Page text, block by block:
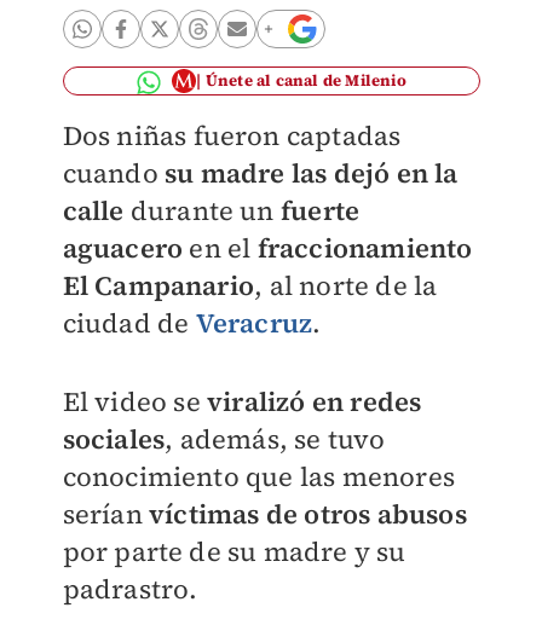
Únete al canal de Milenio
Dos niñas fueron captadas
cuando su madre las dejó en la
calle durante un fuerte
aguacero en el fraccionamiento
El Campanario, al norte de la
ciudad de Veracruz.
El video se viralizó en redes
sociales, además, se tuvo
conocimiento que las menores
seríanvíctimas de otros abusos
por parte de su madre y su
padrastro.